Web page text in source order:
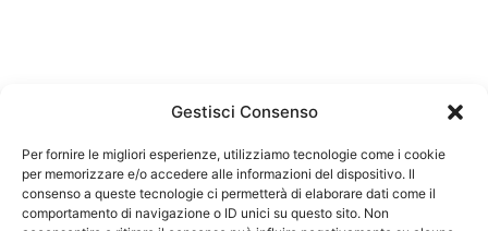
Gestisci Consenso
Per fornire le migliori esperienze, utilizziamo tecnologie come i cookie
per memorizzare e/o accedere alle informazioni del dispositivo. Il
consenso a queste tecnologie ci permetterà di elaborare dati come il
comportamento di navigazione o ID unici su questo sito. Non
Federazione Nazionale Degli Ordini dei Biologi:
codice fiscale 80069130583